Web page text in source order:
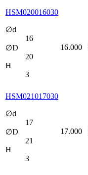
HSM020016030
∅d
16
∅D
20
H
3
16.000
HSM021017030
∅d
17
∅D
21
H
3
17.000